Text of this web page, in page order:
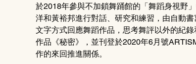
於2018年參與不加鎖舞踊館的「舞蹈身視野
洋和黃裕邦進行對話、研究和練習，由自動
文字方式回應舞蹈作品，思考舞評以外的紀
作品《秘密》，並刊登於2020年6月號
作的來回推進關係。